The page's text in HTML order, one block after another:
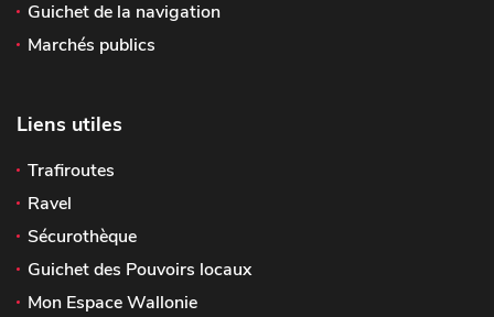
Guichet de la navigation
Marchés publics
Liens utiles
Trafiroutes
Ravel
Sécurothèque
Guichet des Pouvoirs locaux
Mon Espace Wallonie